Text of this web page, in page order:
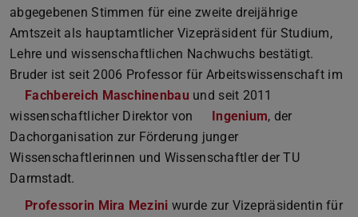
abgegebenen Stimmen für eine zweite dreijährige
Amtszeit als hauptamtlicher Vizepräsident für Studium,
Lehre und wissenschaftlichen Nachwuchs bestätigt.
Bruder ist seit 2006 Professor für Arbeitswissenschaft im
Fachbereich Maschinenbau und seit 2011
wissenschaftlicher Direktor von
Ingenium, der
Dachorganisation zur Förderung junger
Wissenschaftlerinnen und Wissenschaftler der TU
Darmstadt.
Professorin Mira Mezini wurde zur Vizepräsidentin für